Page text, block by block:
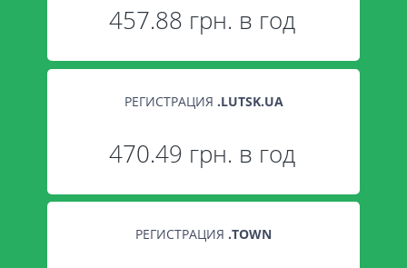
457.88 грн. в год
РЕГИСТРАЦИЯ .LUTSK.UA
470.49 грн. в год
РЕГИСТРАЦИЯ .TOWN